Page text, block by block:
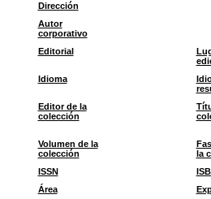
Dirección
Autor
corporativo
Editorial
Idioma
Editor de la
colección
Volumen de la
colección
la
ISSN
Área